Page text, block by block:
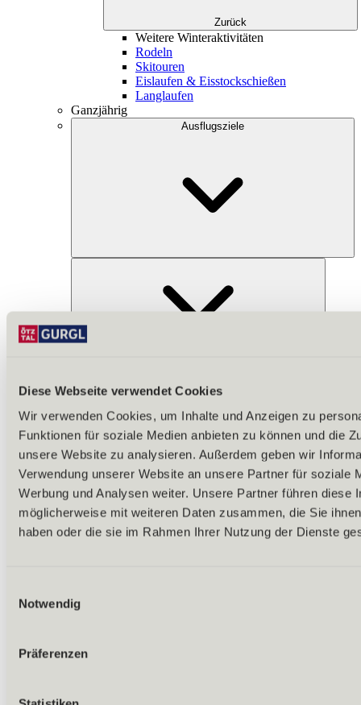
Diese Webseite verwendet Cookies
Wir verwenden Cookies, um Inhalte und Anzeigen zu
Funktionen für soziale Medien anbieten zu können und die
unsere Website zu analysieren. Außerdem geben wir
Verwendung unserer Website an unsere Partner für soziale
Werbung und Analysen weiter. Unsere Partner führen diese
möglicherweise mit weiteren Daten zusammen, die Sie
haben oder die sie im Rahmen Ihrer Nutzung der Dienste
Notwendig
Präferenzen
Zurück
Weitere Winteraktivitäten
Rodeln
Skitouren
Eislaufen & Eisstockschießen
Langlaufen
Ganzjährig
Ausflugsziele
Alle Ausflugsziele